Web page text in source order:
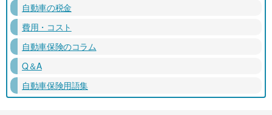
自動車の税金
費用・コスト
自動車保険のコラム
Q＆A
自動車保険用語集